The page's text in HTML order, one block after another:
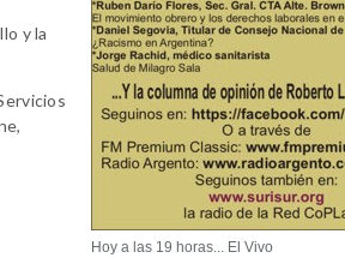
y la
Hoy a las 19 horas... El Vivo